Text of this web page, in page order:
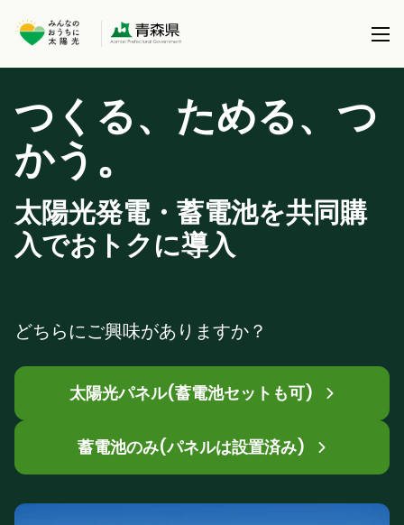
本事業について
共同購入事業とは
事務局について
全国で実施している共同購入事業
製品を選択する
太陽光パネル / 太陽光パネル＋蓄電池
蓄電池 (パネル設置済の方)
ブログ
つくる、ためる、つ
かう 。
太陽光発電・蓄電池を共同購
入でおトクに導入
どちらにご興味がありますか？
太陽光パネル(蓄電池セットも可)
蓄電池のみ(パネルは設置済み)